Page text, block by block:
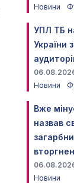
Новини
УПЛ ТБ
України
Новини
Вже
назвав
Новини